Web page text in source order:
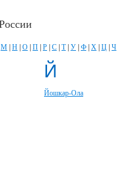
М Н О П Р С Т| У Ф Х Ц Ч
Й
Йошкар-Ола